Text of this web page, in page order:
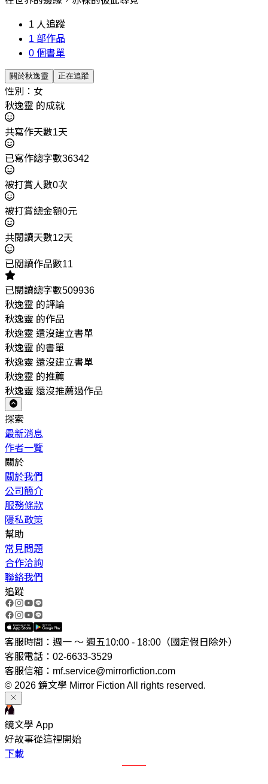
1 人追蹤
1 部作品
0 個書單
關於秋逸靈 正在追蹤
性別：女
秋逸靈 的成就
共寫作天數1天
已寫作總字數36342
被打賞人數0次
被打賞總金額0元
共閱讀天數12天
已閱讀作品數11
已閱讀總字數509936
秋逸靈 的評論
秋逸靈 的作品
秋逸靈 還沒建立書單
秋逸靈 的書單
秋逸靈 還沒建立書單
秋逸靈 的推薦
秋逸靈 還沒推薦過作品
探索
最新消息
作者一覽
關於
關於我們
公司簡介
服務條款
隱私政策
幫助
常見問題
合作洽詢
聯絡我們
追蹤
客服時間：週一 ～ 週五10:00 - 18:00（國定假日除外）
客服電話：02-6633-3529
客服信箱：mf.service@mirrorfiction.com
© 2026 鏡文學 Mirror Fiction All rights reserved.
鏡文學 App
好故事從這裡開始
下載